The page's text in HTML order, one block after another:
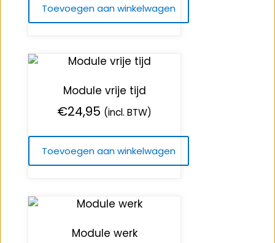
Toevoegen aan winkelwagen
Module vrije tijd
€24,95 (incl. BTW)
Toevoegen aan winkelwagen
Module werk